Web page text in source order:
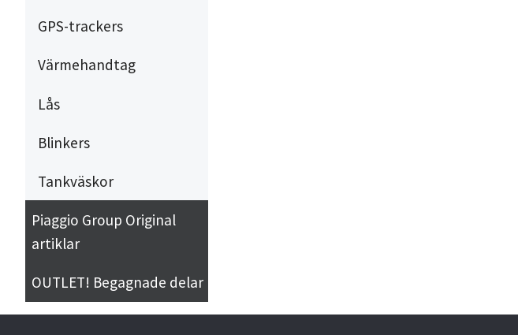
GPS-trackers
Värmehandtag
Lås
Blinkers
Tankväskor
Piaggio Group Original
artiklar
OUTLET! Begagnade delar